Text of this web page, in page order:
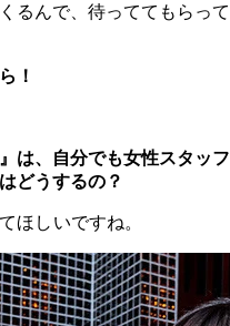
るんで、待っててもらって
！
は、自分でも女性スタッフ
どうするの？
ほ し いですね。